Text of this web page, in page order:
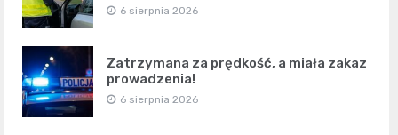
6 sierpnia 2026
Zatrzymana za prędkość, a miała zakaz
prowadzenia!
6 sierpnia 2026